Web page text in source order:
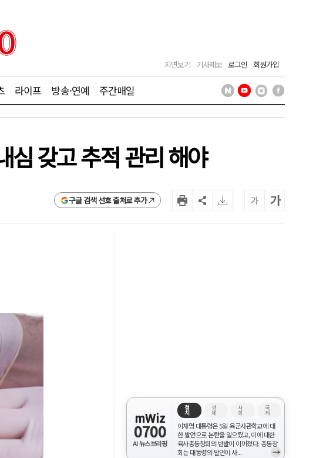
지면보기 기사제보 로그인 회원가입
라이프 방송·연예 주간매일
갖고 추적 관리 해야
구글 검색 선호 출처로 추가 가 가
mWiz
0700
AI 뉴스브리핑
정
치
경
제
사
회
국
제
이재명 대통령은 5일 육군사관학교에 대
한 발언으로 논란을 일으켰고, 이에 대한
육사총동창회의 반발이 이어졌다. 총동창
회는 대통령의 발언이 사...
→